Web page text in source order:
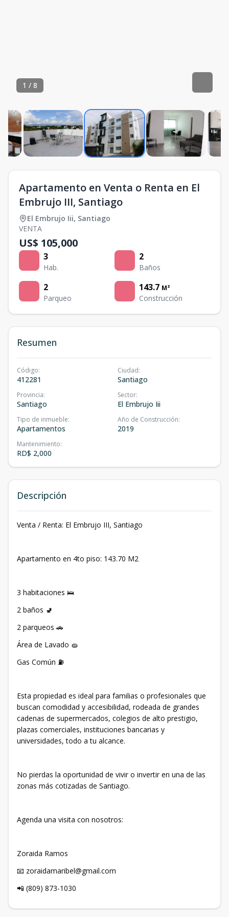
1 / 8
Apartamento en Venta o Renta en El
Embrujo III, Santiago
El Embrujo Iii, Santiago
VENTA
US$ 105,000
3
Hab.
2
Baños
2
Parqueo
143.7 M²
Construcción
Resumen
Código:
412281
Ciudad:
Santiago
Provincia:
Santiago
Sector:
El Embrujo Iii
Tipo de inmueble:
Apartamentos
Año de Construcción:
2019
Mantenimiento:
RD$ 2,000
Descripción
Venta / Renta: El Embrujo III, Santiago
Apartamento en 4to piso: 143.70 M2
3 habitaciones 🛌
2 baños 🚽
2 parqueos 🚗
Área de Lavado 🧽
Gas Común ⛽
Esta propiedad es ideal para familias o profesionales que
buscan comodidad y accesibilidad, rodeada de grandes
cadenas de supermercados, colegios de alto prestigio,
plazas comerciales, instituciones bancarias y
universidades, todo a tu alcance.
No pierdas la oportunidad de vivir o invertir en una de las
zonas más cotizadas de Santiago.
Agenda una visita con nosotros:
Zoraida Ramos
📧 zoraidamaribel@gmail.com
📲 (809) 873-1030